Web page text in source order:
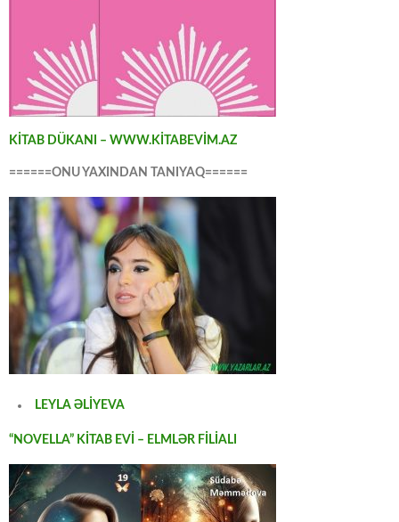
KİTAB DÜKANI – WWW.KİTABEVİM.AZ
======ONU YAXINDAN TANIYAQ======
LEYLA ƏLİYEVA
“NOVELLA” KİTAB EVİ – ELMLƏR FİLİALI